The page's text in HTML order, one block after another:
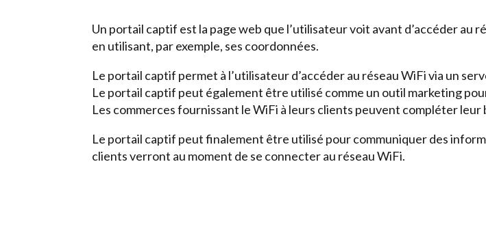
Un portail captif est la page web que l’utilisateur voit avant d’accéder
en utilisant, par exemple, ses coordonnées.
Le portail captif permet à l’utilisateur d’accéder au réseau WiFi via un
Le portail captif peut également être utilisé comme un outil marketing
Les commerces fournissant le WiFi à leurs clients peuvent compléter
Le portail captif peut finalement être utilisé pour communiquer des
clients verront au moment de se connecter au réseau WiFi.